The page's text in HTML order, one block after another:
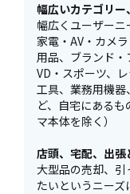
幅広いカテゴリ
幅広くユーザーニ
家電・AV・カメ
用品、ブランド
VD・スポーツ、
工具、業務用機
ど、自宅にある
マ本体を除く）
店頭、宅配、出
大型品の売却、引
たいというニーズ